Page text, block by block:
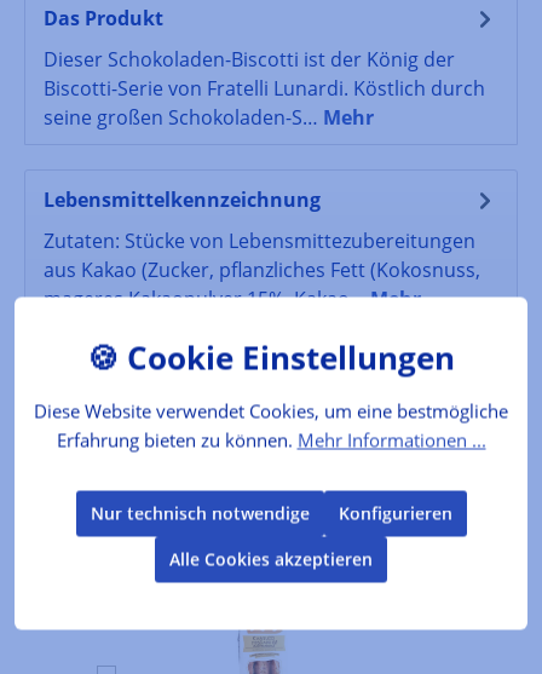
Das Produkt
Dieser Schokoladen-Biscotti ist der König der
Biscotti-Serie von Fratelli Lunardi. Köstlich durch
seine großen Schokoladen-S… Mehr
Lebensmittelkennzeichnung
Zutaten: Stücke von Lebensmittezubereitungen
aus Kakao (Zucker, pflanzliches Fett (Kokosnuss,
mageres Kakaopulver 15%, Kakao…Mehr
Produktgalerie überspringen
Kunden kauften auch
Diese Website verwendet Cookies, um eine bestmögliche
Erfahrung bieten zu können. Mehr Informationen ...
Nur technisch notwendige
Konfigurieren
Alle Cookies akzeptieren